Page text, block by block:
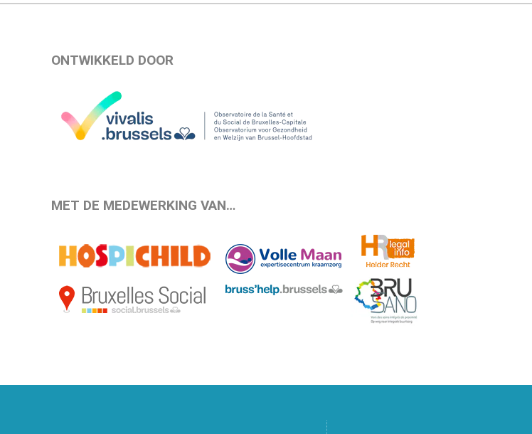
ONTWIKKELD DOOR
MET DE MEDEWERKING VAN…